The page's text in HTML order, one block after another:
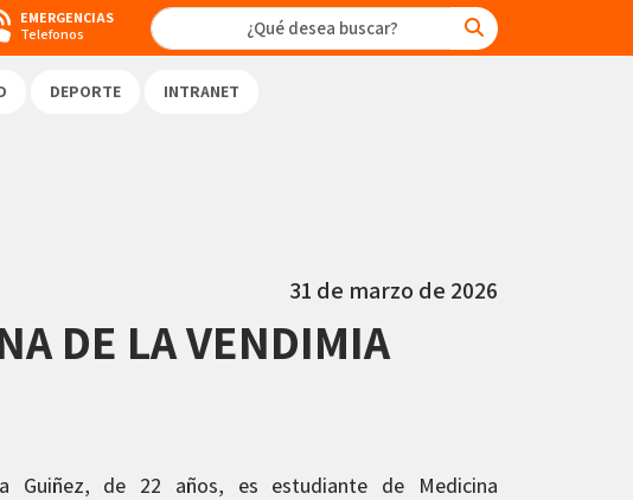
EMERGENCIAS
Telefonos
DEPORTE INTRANET
31 de marzo de 2026
DE LA VENDIMIA
Guiñez, de 22 años, es estudiante de Medicina